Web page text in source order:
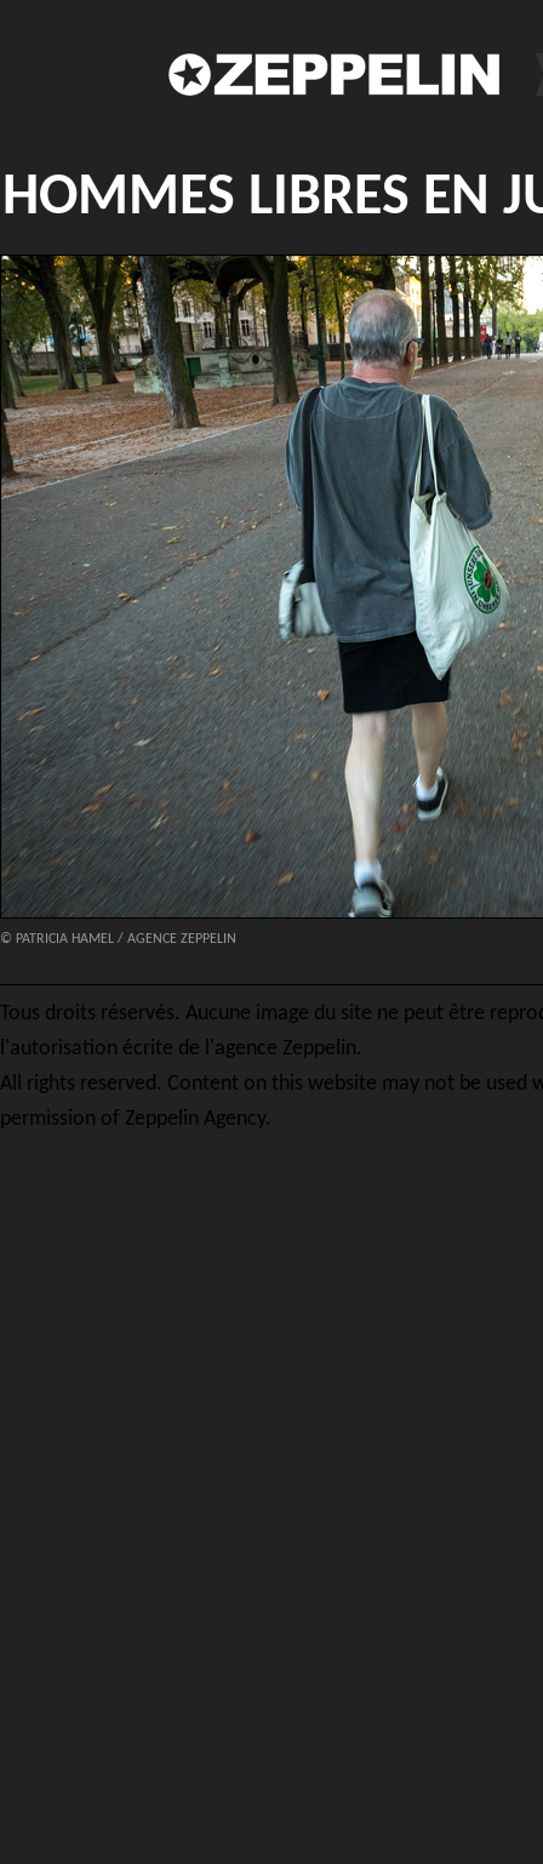
HOMMES LIBRES EN
© PATRICIA HAMEL / AGENCE ZEPPELIN
Tous droits réservés. Aucune image du site ne peut être
l'autorisation écrite de l'agence Zeppelin.
All rights reserved. Content on this website may not be used
permission of Zeppelin Agency.